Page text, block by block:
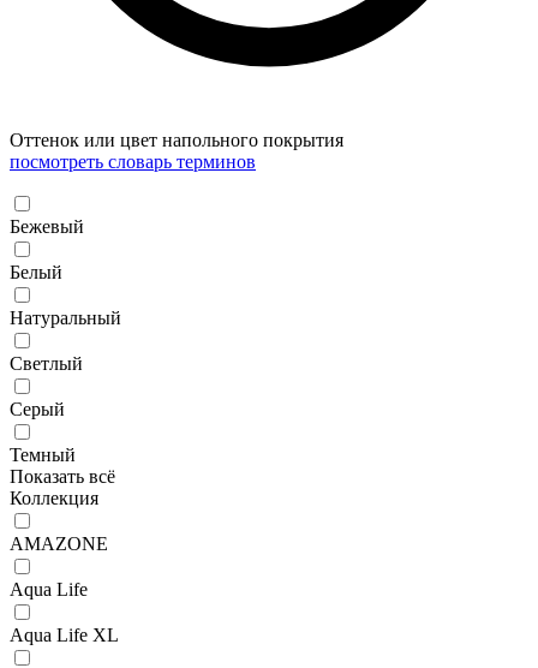
Оттенок или цвет напольного покрытия
посмотреть словарь терминов
Бежевый
Белый
Натуральный
Светлый
Серый
Темный
Показать всё
Коллекция
AMAZONE
Aqua Life
Aqua Life XL